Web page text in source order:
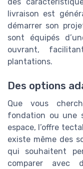
livraison est
démarrer son
sont équipés
ouvrant,
plantations.
Des options
Que vous
fondation ou une
espace, l’offre
existe même des
qui souhaitent
comparer avec